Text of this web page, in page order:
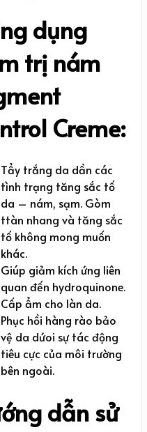
dụng
trị nám
Creme:
Tẩy trắng da dần các
tình trạng tăng sắc tố
da – nám, sạm. Gòm
ttàn nhang và tăng sắc
tố không mong muốn
khác.
Giúp giảm kích ứng liên
quan đến hydroquinone.
Cấp ẩm cho làn da.
Phục hồi hàng rào bảo
vệ da dứoi sự tác động
tiêu cực của môi trường
bên ngoài.
dẫn sử